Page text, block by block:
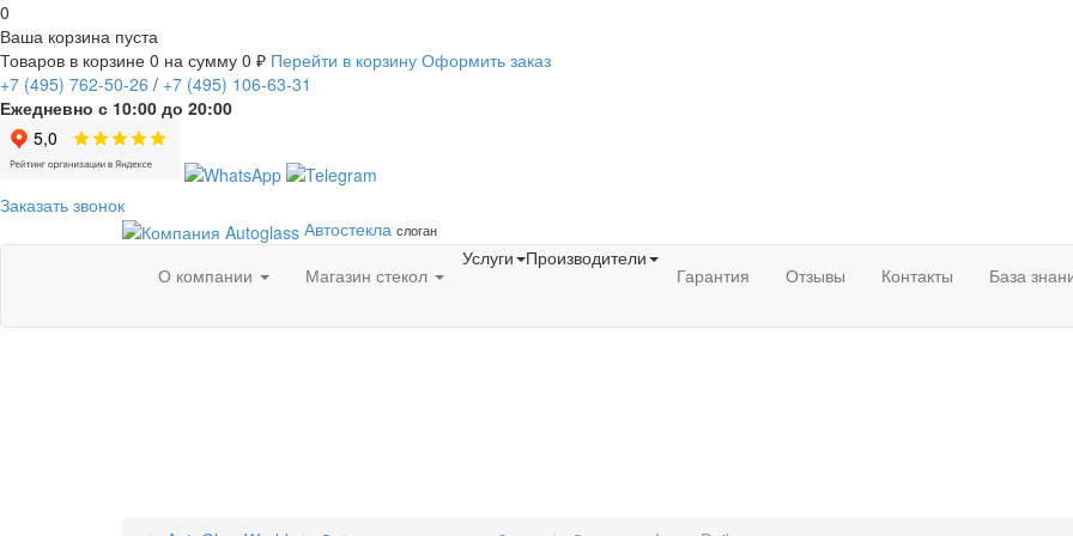
0
Ваша корзина пуста
Товаров в корзине 0 на сумму 0 ₽ Перейти в корзину Оформить заказ
+7 (495) 762-50-26 / +7 (495) 106-63-31
Ежедневно с 10:00 до 20:00
Заказать звонок
Автостекла слоган
О компании Магазин стекол
Услуги Производители
Гарантия Отзывы Контакты База